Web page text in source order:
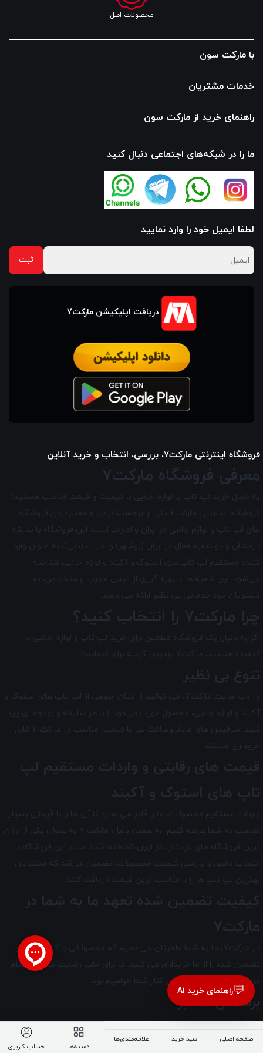
💬راهنمای خرید Ai
محصولات اصل
با مارکت سون
خدمات مشتریان
راهنمای خرید از مارکت سون
ما را در شبکه‌های اجتماعی دنبال کنید
لطفا ایمیل خود را وارد نمایید
دریافت اپلیکیشن مارکت7
فروشگاه اینترنتی مارکت7، بررسی، انتخاب و خرید آنلاین
معرفی فروشگاه مارکت7
به دنبال خرید لپ تاپ یا لوازم جانبی با کیفیت و قیمت مناسب هستید؟
فروشگاه اینترنتی مارکت7 یکی از برجسته ترین و معتبرترین فروشگاه
های لپ تاپ و لوازم جانبی در ایران و امارات است. این فروشگاه با سابقه
درخشان و دو شعبه فعال در ایران (بوشهر) و امارات (دبی)، به عنوان وارد
کننده مستقیم لپ تاپ های استوک و آکبند و لوازم جانبی شناخته
می‌شود. این شعبه ها با بهره گیری از تیمی مجرب و متخصص، به
مشتریان خود خدماتی بی نظیر ارائه می دهند.
چرا مارکت7 را انتخاب کنید؟
اگر به دنبال یک فروشگاه مطمئن برای خرید لپ تاپ و لوازم جانبی با
کیفیت هستید، مارکت7 بهترین گزینه برای شماست.
تنوع بی نظیر
در وب سایت مارکت7، می توانید از میان انبوهی از لپ تاپ های استوک و
آکبند و لوازم جانبی، محصول مورد نظر خود را با هر سلیقه و بودجه ای پیدا
کنید. سرفیس های مایکروسافت نیز با قیمتی مناسب در مارکت 7 قابل
خریداری هستند.
قیمت های رقابتی و واردات مستقیم لپ
تاپ های استوک و آکبند
واردات مستقیم محصولات، ما را قادر می سازد تا آن ها را با قیمتی بسیار
مناسب به شما عرضه کنیم. به همین دلیل، مارکت 7 به عنوان یکی از ارزان
ترین فروشگاه های لپ تاپ در ایران شناخته شده است. این فروشگاه با
انتخاب دقیق و بررسی کیفیت محصولات، تضمین می‌کند که مشتریان
بهترین لپ تاپ ها را با مناسب ترین قیمت دریافت کنند.
کیفیت تضمین شده تعهد ما به شما در
مارکت7
در مارکت7 ، ما به شما اطمینان می دهیم که محصولاتی با کیفیت بالا و
تضمین شده را از ما خریداری می کنید. ما برای جلب رضایت شما، در تمام
مراحل خرید و پس از آن، در کنار شما خواهیم بود.
برندهای معتبر
ما با دقت و وسواس، بهترین برندهای موجود در بازار را برای ارائه به شما
انتخاب می کنیم. برندهایی که به خاطر کیفیت و کارایی محصولاتشان
صفحه اصلی سبد خرید
علاقه‌مندی‌ها
دسته‌ها
حساب کاربری